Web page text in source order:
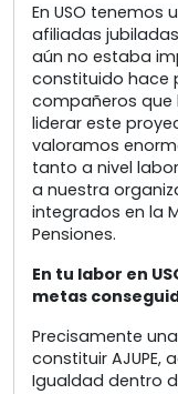
En USO
afiliadas
aún no estaba
constituido hace
compañeros que
liderar este
valoramos
tanto a nivel
a nuestra
integrados en la
Pensiones.
En tu labor en
metas
Precisamente
constituir AJUPE,
Igualdad dentro